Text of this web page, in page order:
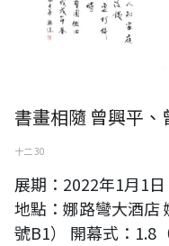
書畫相隨 曾興平
十二 30
展期：2022年1月1
地點：娜路彎大酒店
號B1） 開幕式：1.8